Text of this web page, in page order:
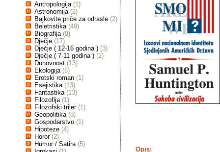
Antropologija (1)
Astronomija (2)
Bajkovite priče za odrasle (2)
Beletristika (49)
Biografija (9)
Dječje (17)
Dječje ( 12-16 godina ) (3)
Dječje ( 7-11 godina ) (2)
Duhovnost (13)
Ekologija (6)
Erotski roman (1)
Esejistika (13)
Fantastika (13)
Filozofija (1)
Filozofski triler (1)
Geopolitika (8)
Gospodarstvo (1)
Hipoteze (4)
Horor (2)
Humor / Satira (5)
Opis: